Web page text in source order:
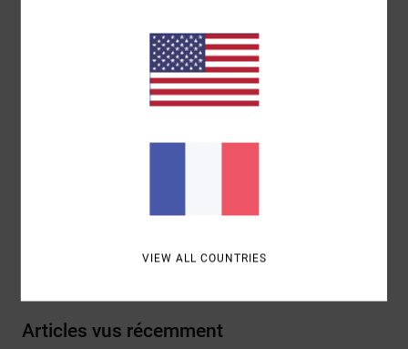
coton biologique [200 g/m²]
coupe Relaxed
col côtelé
Logo brodé sur le devant
Livraison & Retours
Articles vus récemment
VIEW ALL COUNTRIES